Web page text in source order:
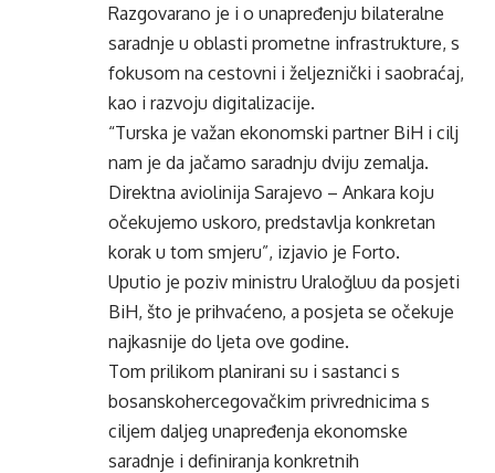
Razgovarano je i o unapređenju bilateralne
saradnje u oblasti prometne infrastrukture, s
fokusom na cestovni i željeznički i saobraćaj,
kao i razvoju digitalizacije.
“Turska je važan ekonomski partner BiH i cilj
nam je da jačamo saradnju dviju zemalja.
Direktna aviolinija Sarajevo – Ankara koju
očekujemo uskoro, predstavlja konkretan
korak u tom smjeru”, izjavio je Forto.
Uputio je poziv ministru Uraloğluu da posjeti
BiH, što je prihvaćeno, a posjeta se očekuje
najkasnije do ljeta ove godine.
Tom prilikom planirani su i sastanci s
bosanskohercegovačkim privrednicima s
ciljem daljeg unapređenja ekonomske
saradnje i definiranja konkretnih